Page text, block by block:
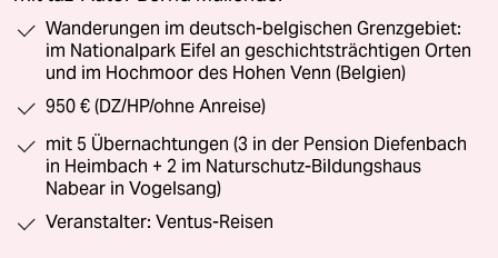
Wanderungen im deutsch-belgischen Grenzgebiet:
im Nationalpark Eifel an geschichtsträchtigen Orten
und im Hochmoor des Hohen Venn (Belgien)
950 € (DZ/HP/ohne Anreise)
mit 5 Übernachtungen (3 in der Pension Diefenbach
in Heimbach + 2 im Naturschutz-Bildungshaus
Nabear in Vogelsang)
Veranstalter: Ventus-Reisen